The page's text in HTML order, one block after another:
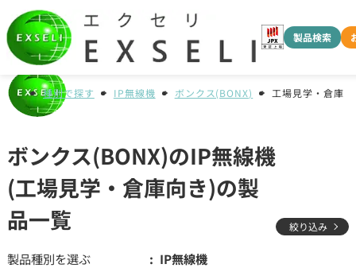
製品検索
種別で探す IP無線機 ボンクス(BONX) 工場見学・倉庫
ボンクス(BONX)のIP無線機
(工場見学・倉庫向き)の製
品一覧
絞り込み
製品種別を選ぶ
IP無線機